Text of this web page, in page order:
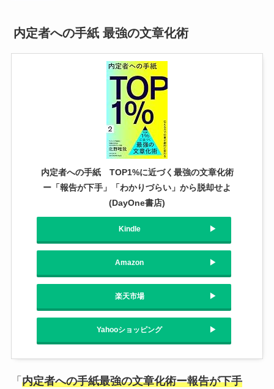
内定者への手紙 最強の文章化術
内定者への手紙 TOP1%に近づく最強の文章化術
ー「報告が下手」「わかりづらい」から脱却せよ
(DayOne書店)
Kindle
Amazon
楽天市場
Yahooショッピング
「 内定者への手紙最強の文章化術ー報告が下手